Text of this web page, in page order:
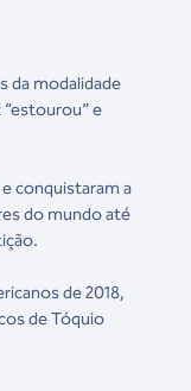
da modalidade
e
conquistaram a
do mundo até
de 2018,
de Tóquio